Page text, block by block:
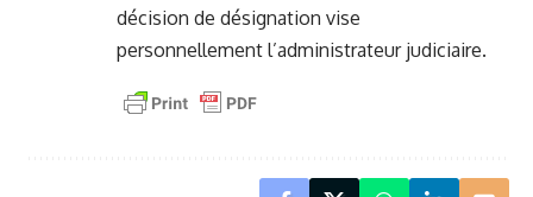
décision de désignation vise
personnellement l’administrateur judiciaire.